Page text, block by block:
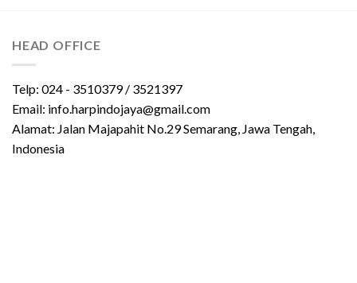
HEAD OFFICE
Telp: 024 - 3510379 / 3521397
Email: info.harpindojaya@gmail.com
Alamat: Jalan Majapahit No.29 Semarang, Jawa Tengah,
Indonesia